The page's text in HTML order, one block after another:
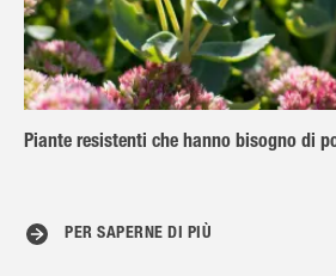
Piante resistenti che hanno bisogno di
PER SAPERNE DI PIÙ